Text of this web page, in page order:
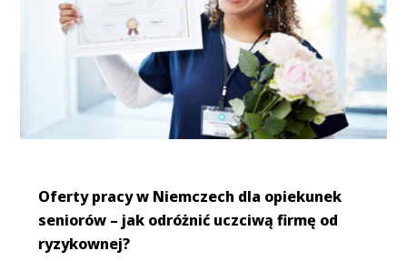
Oferty pracy w Niemczech dla opiekunek
seniorów – jak odróżnić uczciwą firmę od
ryzykownej?